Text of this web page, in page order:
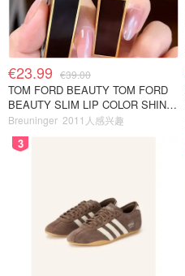
€23.99 €39.00
TOM FORD BEAUTY TOM FORD
BEAUTY SLIM LIP COLOR SHINE
口红 open back色
Breuninger 2011人感兴趣
3